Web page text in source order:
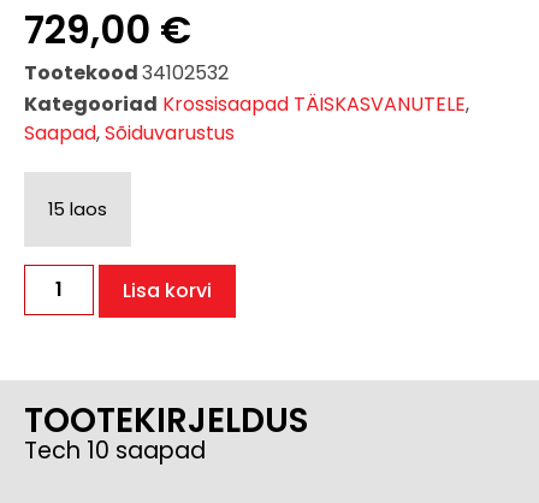
729,00 €
Tootekood34102532
Kategooriad Krossisaapad TÄISKASVANUTELE,
Saapad,Sõiduvarustus
15 laos
Lisa korvi
TOOTEKIRJELDUS
Tech 10 saapad